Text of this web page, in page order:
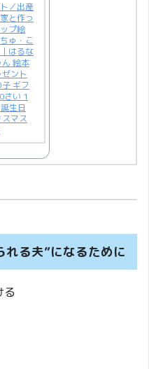
／出産
と作っ
プ絵
ゅ・こ
はるな
絵本
ント
ギフ
さい 1
生日
マス
る夫”になるために
る